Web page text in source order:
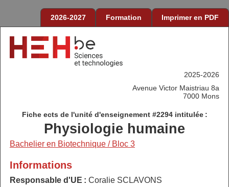
2026-2027 Formation Imprimer en PDF
2025-2026
Avenue Victor Maistriau 8a
7000 Mons
Fiche ects de l'unité d'enseignement #2294 intitulée :
Physiologie humaine
Bachelier en Biotechnique / Bloc 3
Informations
Responsable d'UE : Coralie SCLAVONS